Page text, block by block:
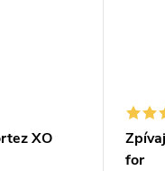
XO
for